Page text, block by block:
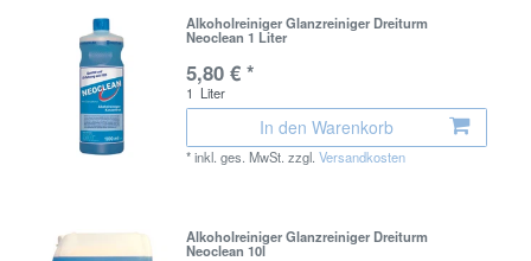
Alkoholreiniger Glanzreiniger Dreiturm
Neoclean 1 Liter
5,80 € *
1 Liter
In den Warenkorb
*inkl. ges. MwSt. zzgl.Versandkosten
Alkoholreiniger Glanzreiniger Dreiturm
Neoclean 10l